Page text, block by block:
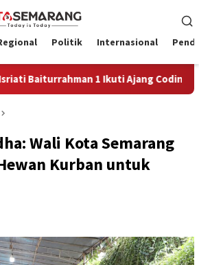
Politik Internasional
1 Ikuti Ajang Coding
Wali Kota Semarang
Kurban untuk